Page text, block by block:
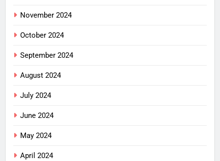
November 2024
October 2024
September 2024
August 2024
July 2024
June 2024
May 2024
April 2024